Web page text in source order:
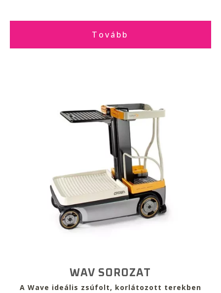
Tovább
WAV SOROZAT
A Wave ideális zsúfolt, korlátozott terekben